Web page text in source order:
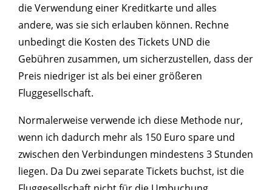
die Verwendung einer Kreditkarte und alles
andere, was sie sich erlauben können. Rechne
unbedingt die Kosten des Tickets UND die
Gebühren zusammen, um sicherzustellen, dass der
Preis niedriger ist als bei einer größeren
Fluggesellschaft.
Normalerweise verwende ich diese Methode nur,
wenn ich dadurch mehr als 150 Euro spare und
zwischen den Verbindungen mindestens 3 Stunden
liegen. Da Du zwei separate Tickets buchst, ist die